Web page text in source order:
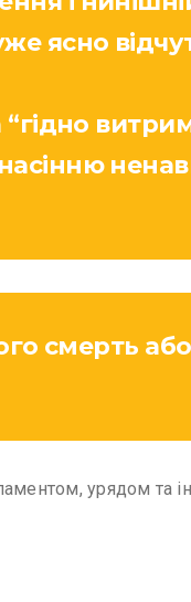
ясно
“гідно
смерть
урядом та